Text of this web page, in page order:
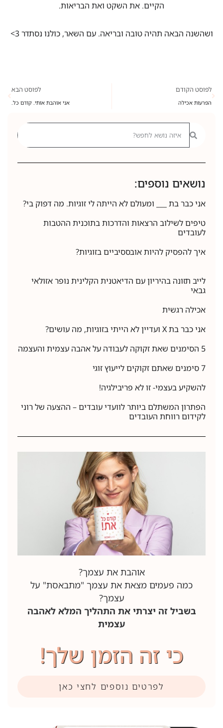
הקיים. את השקט ואת הבריאות.
ושהשנה הבאה תהיה טובה ובריאה. עם השאר, כולנו נסתדר 3>
לפוסט הקודם
הפרעות אכילה
לפוסט הבא
אני אוהבת אותי. קודם כל.
נושאים נוספים:
אני כבר בת ___ ומעולם לא הייתה לי זוגיות. מה דפוק בי?
טיפים לשילוב הרצאות והדרכות בתוכנית ההטבות
לעובדים
איך להפסיק להיות אובססיביים בזוגיות?
לייב תזונה בהיריון עם הדיאטנית הקלינית נופר אזולאי
גבאי
אכילה רגשית
אני כבר בת X ועדיין לא הייתי בזוגיות, מה עושים?
5 הסימנים שאת זקוקה לעבודה על אהבה עצמית והעצמה
7 סימנים שאתם זקוקים לייעוץ זוגי
להשקיע בעצמי- זו לא פריבילגיה!
הפתרון המשתלם ביותר לוועדי עובדים – ההצעה של רוני
לקידום רווחת העובדים
אוהבת את עצמך?
כמה פעמים מצאת את עצמך "מתבאסת" על
עצמך?
בשביל זה יצרתי את התהליך המלא לאהבה
עצמית
כי זה הזמן שלך!
לפרטים נוספים לחצי כאן